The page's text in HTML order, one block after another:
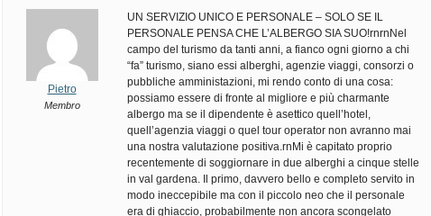
Pietro
Membro
UN SERVIZIO UNICO E PERSONALE – SOLO SE IL
PERSONALE PENSA CHE L’ALBERGO SIA SUO!rnrnNel
campo del turismo da tanti anni, a fianco ogni giorno a chi
“fa” turismo, siano essi alberghi, agenzie viaggi, consorzi o
pubbliche amministazioni, mi rendo conto di una cosa:
possiamo essere di fronte al migliore e più charmante
albergo ma se il dipendente è asettico quell’hotel,
quell’agenzia viaggi o quel tour operator non avranno mai
una nostra valutazione positiva.rnMi è capitato proprio
recentemente di soggiornare in due alberghi a cinque stelle
in val gardena. Il primo, davvero bello e completo servito in
modo ineccepibile ma con il piccolo neo che il personale
era di ghiaccio, probabilmente non ancora scongelato